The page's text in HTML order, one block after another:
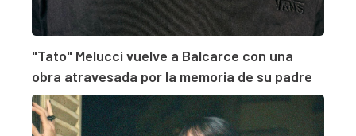
"Tato" Melucci vuelve a Balcarce con una
obra atravesada por la memoria de su padre